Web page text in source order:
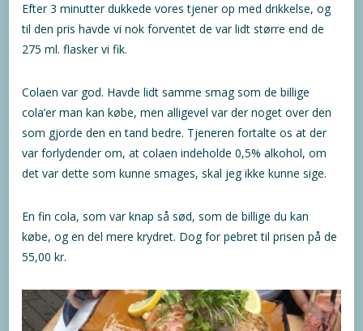
Efter 3 minutter dukkede vores tjener op med drikkelse, og
til den pris havde vi nok forventet de var lidt større end de
275 ml. flasker vi fik.
Colaen var god. Havde lidt samme smag som de billige
cola’er man kan købe, men alligevel var der noget over den
som gjorde den en tand bedre. Tjeneren fortalte os at der
var forlydender om, at colaen indeholde 0,5% alkohol, om
det var dette som kunne smages, skal jeg ikke kunne sige.
En fin cola, som var knap så sød, som de billige du kan
købe, og en del mere krydret. Dog for pebret til prisen på de
55,00 kr.